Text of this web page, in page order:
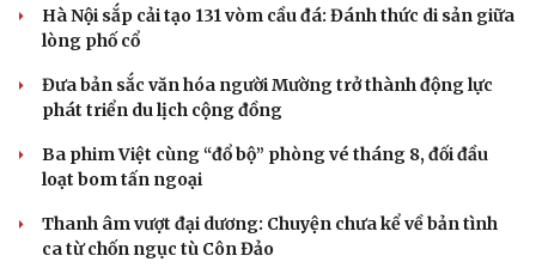
Hà Nội sắp cải tạo 131 vòm cầu đá: Đánh thức di sản giữa
lòng phố cổ
Đưa bản sắc văn hóa người Mường trở thành động lực
phát triển du lịch cộng đồng
Ba phim Việt cùng “đổ bộ” phòng vé tháng 8, đối đầu
loạt bom tấn ngoại
Thanh âm vượt đại dương: Chuyện chưa kể về bản tình
ca từ chốn ngục tù Côn Đảo